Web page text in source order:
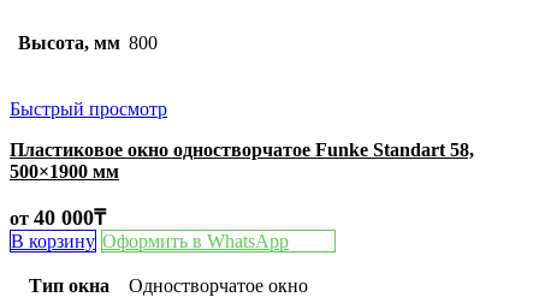
Высота, мм 800
Быстрый просмотр
Пластиковое окно одностворчатое Funke Standart 58,
500×1900 мм
от 40 000₸
В корзину Оформить в WhatsApp
Тип окна Одностворчатое окно